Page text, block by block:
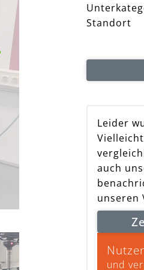
Standort
Leider
auch
unseren
und